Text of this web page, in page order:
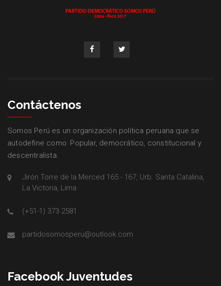
Contáctenos
Somos Perú es un organización política peruana que se
autodefine como: Popular, democrático, constitucional y
descentralista.
Jirón Torre de la Merced 165 - 167, Urb. Santa Catalina,
La Victoria, Lima
(+51-1) 373 2581
partidosomosperu@outlook.com
Facebook Juventudes